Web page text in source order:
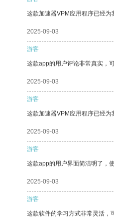
这款加速器VPM应用程序已经为
2025-09-03
游客
这款app的用户评论非常真实，
2025-09-03
游客
这款加速器VPM应用程序已经为
2025-09-03
游客
这款app的用户界面简洁明了，
2025-09-03
游客
这款软件的学习方式非常灵活，